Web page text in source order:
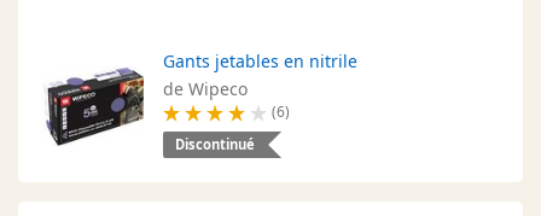
Gants jetables en nitrile
de Wipeco
(6)
Discontinué